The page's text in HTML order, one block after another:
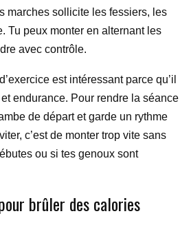
marches sollicite les fessiers, les
Tu peux monter en alternant les
avec contrôle.
est intéressant parce qu’il
endurance. Pour rendre la séance
de départ et garde un rythme
c’est de monter trop vite sans
ou si tes genoux sont
brûler des calories